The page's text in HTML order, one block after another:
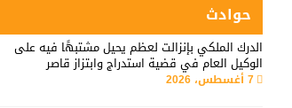
حوادث
الدرك الملكي بإنزالت لعظم يحيل مشتبهًا فيه على
الوكيل العام في قضية استدراج وابتزاز قاصر
7 أغسطس، 2026